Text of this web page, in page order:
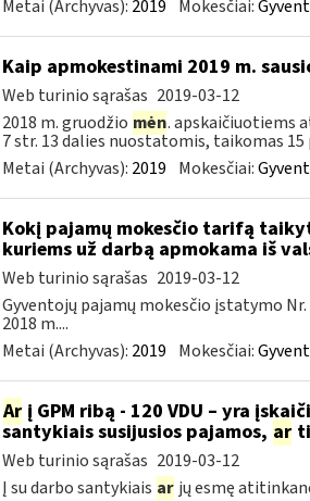
Metai (Archyvas): 2019 Mokesčiai:
Kaip apmokestinami 2019 m.
Web turinio sąrašas 2019-03-12
2018 m. gruodžio mėn. apskaičiuotiems
7 str. 13 dalies nuostatomis, taikomas 15
Metai (Archyvas): 2019 Mokesčiai:
Kokį pajamų mokesčio tarifą
kuriems už darbą apmokama iš
Web turinio sąrašas 2019-03-12
Gyventojų pajamų mokesčio įstatymo Nr.
2018 m....
Metai (Archyvas): 2019 Mokesčiai:
Arį GPM ribą - 120 VDU – yra
santykiais susijusios pajamos, ar
Web turinio sąrašas 2019-03-12
Į su darbo santykiais ar jų esmę